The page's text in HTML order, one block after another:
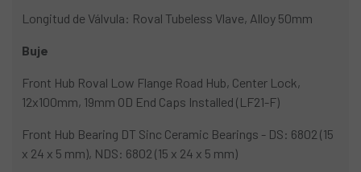
Longitud de Válvula: Roval Tubeless Vlave, Alloy 50mm
Buje
Front Hub Roval Low Flange Road Hub, Center Lock,
12x100mm, 19mm OD End Caps Installed (LF21-F)
Front Hub Bearing DT Sinc Ceramic Bearings - DS: 6802 (15
x 24 x 5 mm), NDS: 6802 (15 x 24 x 5 mm)